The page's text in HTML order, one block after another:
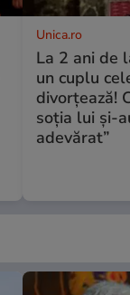
Unica.ro
La 2 ani de
un cuplu
divorțează!
soția lui și-
adevărat”